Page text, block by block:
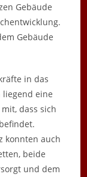
Gebäude
Gebäude
in das
liegend eine
dass sich
konnten auch
beide
und dem